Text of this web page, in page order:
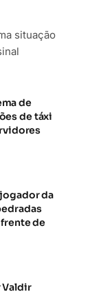
situação
de
de táxi
da
de
Valdir